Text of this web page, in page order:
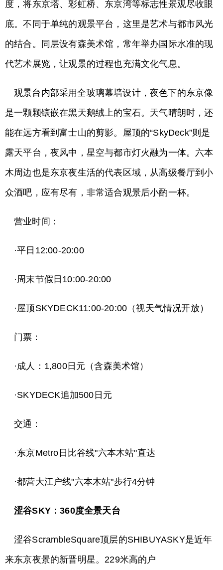
度，将东京塔、彩虹桥、东京湾等标志性景观尽收眼
底。不同于单纯的观景平台，这里是艺术与都市风光
的结合。同层设有森美术馆，常年举办国际水准的现
代艺术展览，让观景的过程也充满文化气息。
观景台内部采用全玻璃幕墙设计，夜色下的东京像
是一颗颗镶嵌在黑天鹅绒上的宝石。天气晴朗时，还
能在远方看到富士山的剪影。屋顶的“SkyDeck”则是
露天平台，夜风中，星空与都市灯火融为一体。六本
木周边也是东京夜生活的代表区域，从高级餐厅到小
众酒吧，应有尽有，非常适合观景后小酌一杯。
营业时间：
·平日12:00-20:00
·周末节假日10:00-20:00
·屋顶SKYDECK11:00-20:00（视天气情况开放）
门票：
·成人：1,800日元（含森美术馆）
·SKYDECK追加500日元
交通：
·东京Metro日比谷线"六本木站"直达
·都营大江户线"六本木站"步行4分钟
涩谷SKY：360度全景天台
涩谷ScrambleSquare顶层的SHIBUYASKY是近年
来东京夜景的新晋明星。229米高的户